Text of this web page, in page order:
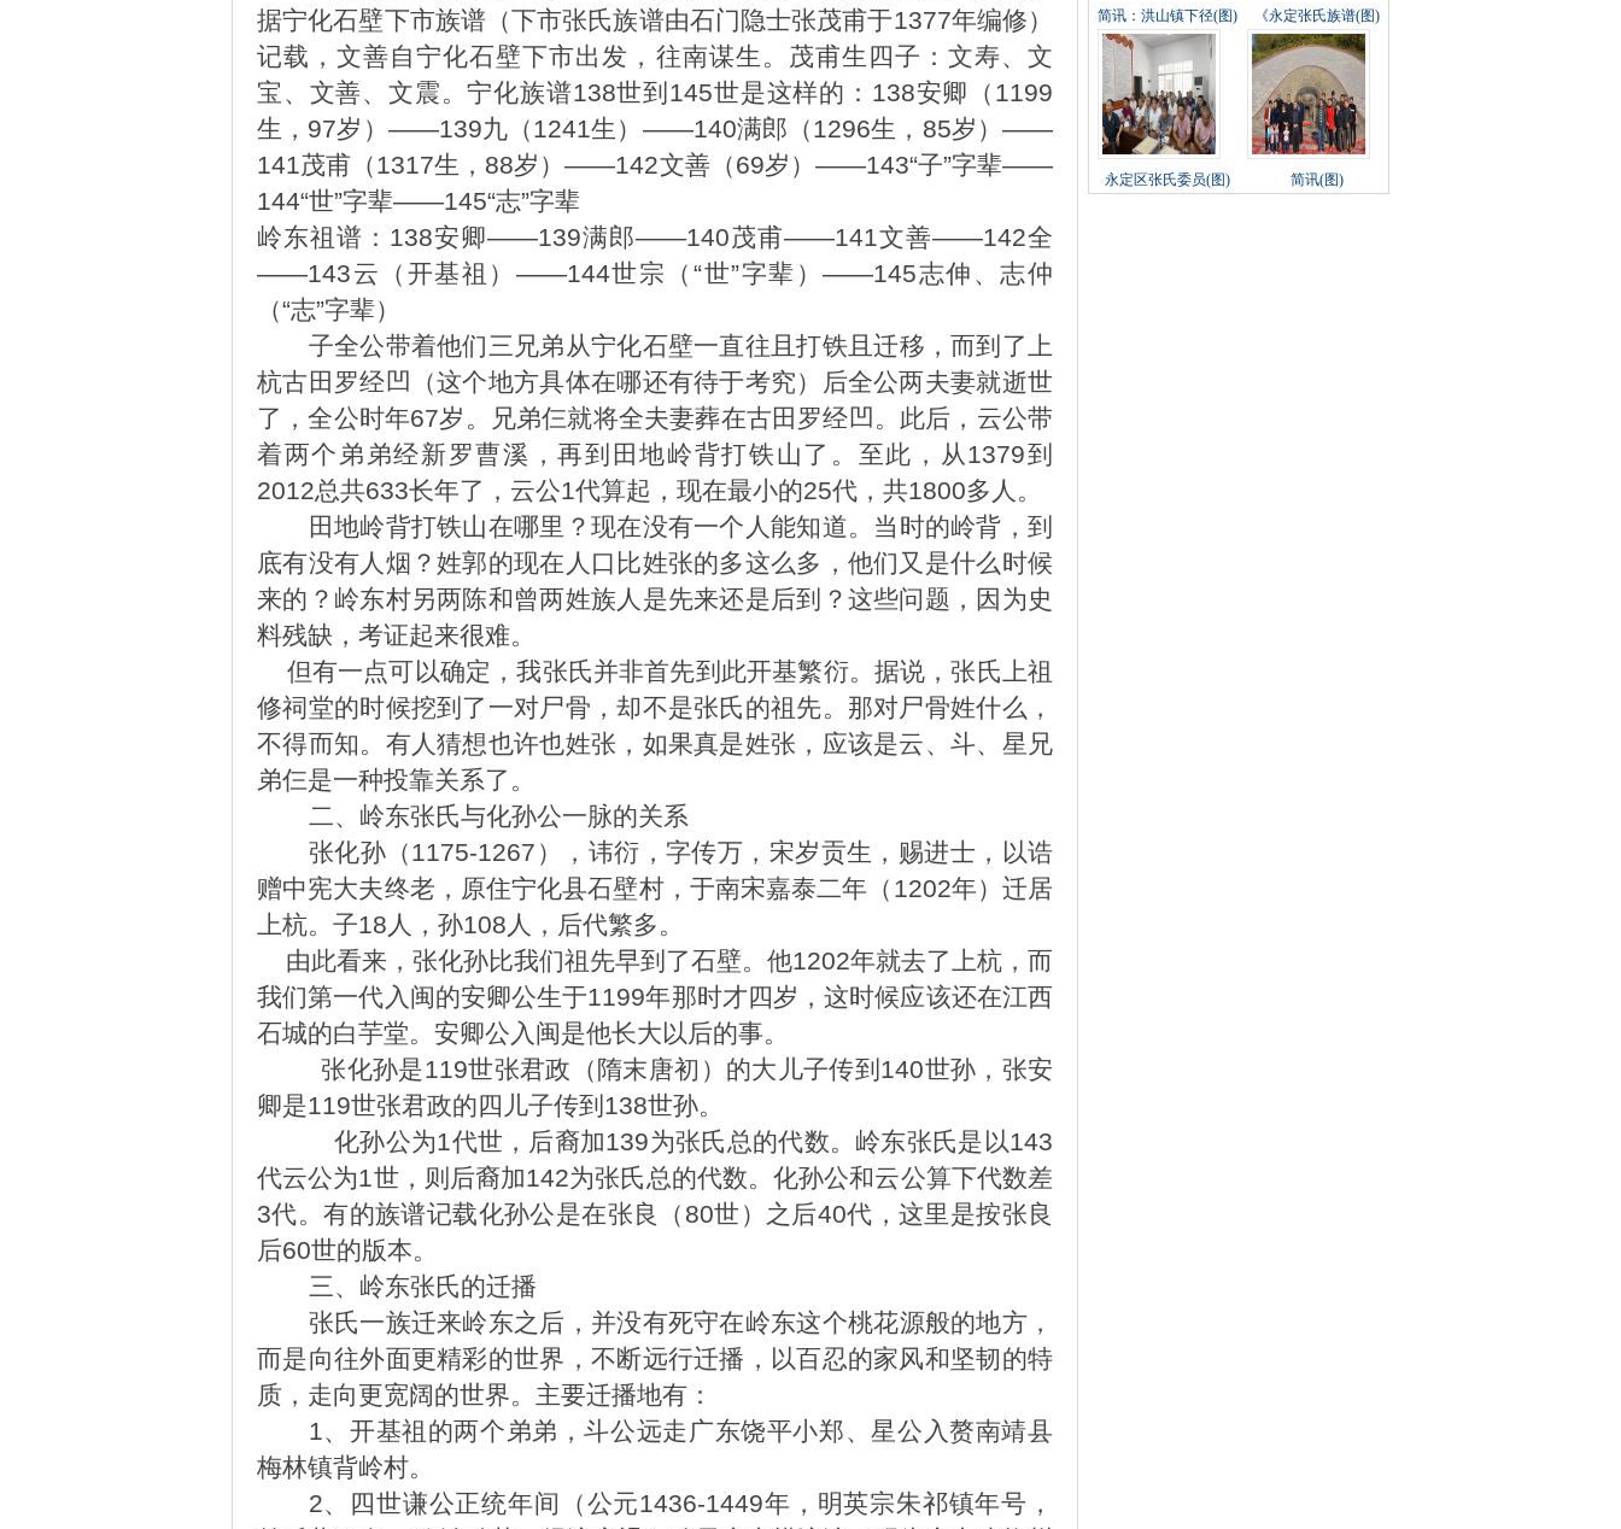
据宁化石壁下市族谱（下市张氏族谱由石门隐士张茂甫于1377年编修）
记载，文善自宁化石壁下市出发，往南谋生。茂甫生四子：文寿、文
宝、文善、文震。宁化族谱138世到145世是这样的：138安卿（1199
生，97岁）——139九（1241生）——140满郎（1296生，85岁）——
141茂甫（1317生，88岁）——142文善（69岁）——143“子”字辈——
144“世”字辈——145“志”字辈
岭东祖谱：138安卿——139满郎——140茂甫——141文善——142全
——143云（开基祖）——144世宗（“世”字辈）——145志伸、志仲
（“志”字辈）
子全公带着他们三兄弟从宁化石壁一直往且打铁且迁移，而到了上
杭古田罗经凹（这个地方具体在哪还有待于考究）后全公两夫妻就逝世
了，全公时年67岁。兄弟仨就将全夫妻葬在古田罗经凹。此后，云公带
着两个弟弟经新罗曹溪，再到田地岭背打铁山了。至此，从1379到
2012总共633长年了，云公1代算起，现在最小的25代，共1800多人。
田地岭背打铁山在哪里？现在没有一个人能知道。当时的岭背，到
底有没有人烟？姓郭的现在人口比姓张的多这么多，他们又是什么时候
来的？岭东村另两陈和曾两姓族人是先来还是后到？这些问题，因为史
料残缺，考证起来很难。
但有一点可以确定，我张氏并非首先到此开基繁衍。据说，张氏上祖
修祠堂的时候挖到了一对尸骨，却不是张氏的祖先。那对尸骨姓什么，
不得而知。有人猜想也许也姓张，如果真是姓张，应该是云、斗、星兄
弟仨是一种投靠关系了。
二、 岭东张氏与化孙公一脉的关系
张化孙（1175-1267），讳衍，字传万，宋岁贡生，赐进士，以诰
赠中宪大夫终老，原住宁化县石壁村，于南宋嘉泰二年（1202年）迁居
上杭。子18人，孙108人，后代繁多。
由此看来，张化孙比我们祖先早到了石壁。他1202年就去了上杭，而
我们第一代入闽的安卿公生于1199年那时才四岁，这时候应该还在江西
石城的白芋堂。安卿公入闽是他长大以后的事。
张化孙是119世张君政（隋末唐初）的大儿子传到140世孙，张安
卿是119世张君政的四儿子传到138世孙。
化孙公为1代世，后裔加139为张氏总的代数。岭东张氏是以143
代云公为1世，则后裔加142为张氏总的代数。化孙公和云公算下代数差
3代。有的族谱记载化孙公是在张良（80世）之后40代，这里是按张良
后60世的版本。
三、 岭东张氏的迁播
张氏一族迁来岭东之后，并没有死守在岭东这个桃花源般的地方，
而是向往外面更精彩的世界，不断远行迁播，以百忍的家风和坚韧的特
质，走向更宽阔的世界。主要迁播地有：
1、开基祖的两个弟弟，斗公远走广东饶平小郑、星公入赘南靖县
梅林镇背岭村。
2、四世谦公正统年间（公元1436-1449年，明英宗朱祁镇年号，
简讯：洪山镇下径(图) 《永定张氏族谱(图)
永定区张氏委员(图) 简讯(图)